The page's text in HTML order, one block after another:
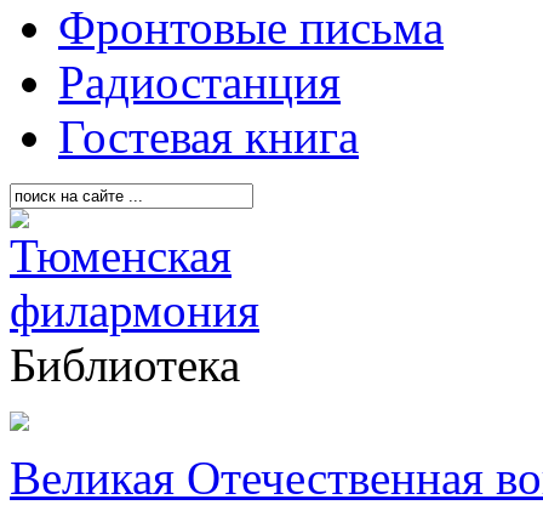
Фронтовые письма
Радиостанция
Гостевая книга
Библиотека
Великая Отечественная